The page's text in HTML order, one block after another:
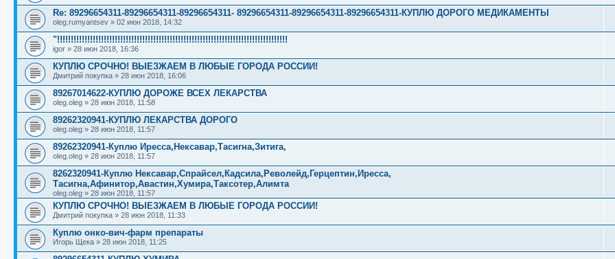
Re: 89296654311-89296654311-89296654311- 89296654311-89296654311-89296654311-КУПЛЮ ДОРОГО МЕДИКАМЕНТЫ
oleg.rumyantsev » 02 июн 2018, 14:32
"!!!!!!!!!!!!!!!!!!!!!!!!!!!!!!!!!!!!!!!!!!!!!!!!!!!!!!!!!!!!!!!!!!!!!!!!!!!!!!!!!!!!
igor » 28 июн 2018, 16:36
КУПЛЮ СРОЧНО! ВЫЕЗЖАЕМ В ЛЮБЫЕ ГОРОДА РОССИИ!
Дмитрий покупка » 28 июн 2018, 16:06
89267014622-КУПЛЮ ДОРОЖЕ ВСЕХ ЛЕКАРСТВА
oleg.oleg » 28 июн 2018, 11:58
89262320941-КУПЛЮ ЛЕКАРСТВА ДОРОГО
oleg.oleg » 28 июн 2018, 11:57
89262320941-Куплю Иресса,Нексавар,Тасигна,Зитига,
oleg.oleg » 28 июн 2018, 11:57
8262320941-Куплю Нексавар,Спрайсел,Кадсила,Револейд,Герцептин,Иресса,
Тасигна,Афинитор,Авастин,Хумира,Таксотер,Алимта
oleg.oleg » 28 июн 2018, 11:57
КУПЛЮ СРОЧНО! ВЫЕЗЖАЕМ В ЛЮБЫЕ ГОРОДА РОССИИ!
Дмитрий покупка » 28 июн 2018, 11:33
Куплю онко-вич-фарм препараты
Игорь Щека » 28 июн 2018, 11:25